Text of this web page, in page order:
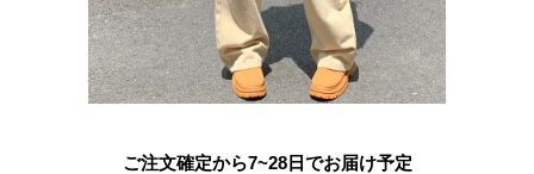
ご注文確定から7~28日でお届け予定